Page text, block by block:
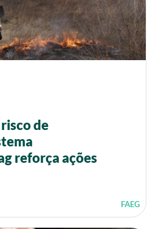
de
reforça ações
FAEG